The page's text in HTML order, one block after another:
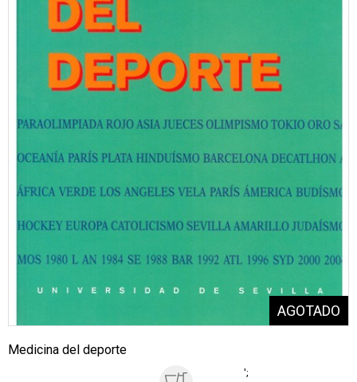
Medicina del deporte
';